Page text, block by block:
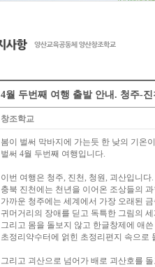
4월 두번째 여행 출발 안내. 청주-
창조학교
봄이 벌써 막바지에 가는듯 한 낮의 기온
벌써 4월 두번째 여행입니다.
이번 여행은 청주, 진천, 청원, 괴산입니다.
충북 진천에는 천년을 이어온 조상들의
가까운 청주에는 세계에서 가장 오래된
귀머거리의 장애를 딛고 독특한 그림의
그리고 몸을 돌보지 않고 한글창제에 애
초정리약수터에 얽힌 초정리편지 속으로
그리고 괴산으로 넘어가 배로 괴산호를